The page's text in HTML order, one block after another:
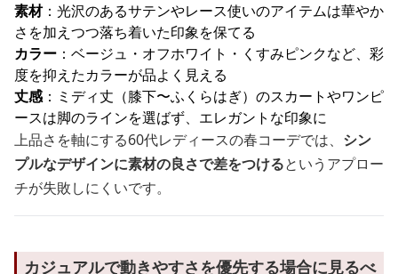
素材：光沢のあるサテンやレース使いのアイテムは華やか
さを加えつつ落ち着いた印象を保てる
カラー ：ベージュ・オフホワイト・くすみピンクなど、彩
度を抑えたカラーが品よく見える
丈感：ミディ丈（膝下〜ふくらはぎ）のスカートやワンピ
ースは脚のラインを選ばず、エレガントな印象に
上品さを軸にする60代レディースの春コーデでは、 シン
プルなデザインに素材の良さで差をつけるというアプロー
チが失敗しにくいです。
カジュアルで動きやすさを優先する場合に見るべ